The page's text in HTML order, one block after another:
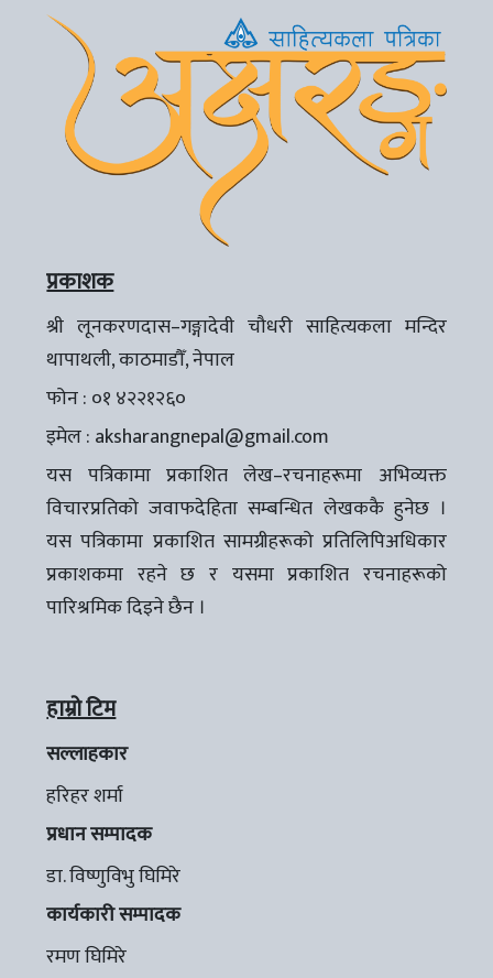
प्रकाशक
श्री लूनकरणदास–गङ्गादेवी चौधरी साहित्यकला मन्दिर
थापाथली, काठमाडौँ, नेपाल
फोन : ०१ ४२२१२६०
इमेल : aksharangnepal@gmail.com
यस पत्रिकामा प्रकाशित लेख–रचनाहरूमा अभिव्यक्त
विचारप्रतिको जवाफदेहिता सम्बन्धित लेखककै हुनेछ ।
यस पत्रिकामा प्रकाशित सामग्रीहरूको प्रतिलिपिअधिकार
प्रकाशकमा रहने छ र यसमा प्रकाशित रचनाहरूको
पारिश्रमिक दिइने छैन ।
हाम्रो टिम
सल्लाहकार
हरिहर शर्मा
प्रधान सम्पादक
डा. विष्णुविभु घिमिरे
कार्यकारी सम्पादक
रमण घिमिरे